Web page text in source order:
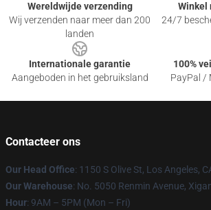
Wereldwijde verzending
Wij verzenden naar meer dan 200
landen
Winkel
24/7
Internationale garantie
Aangeboden in het gebruiksland
100%
PayPal /
Contacteer ons
Our Head Office: 1150 S Olive St, Los Angeles,
Our Warehouse: No. 5050 Renmin Avenue,
Hour: 9AM – 5PM (Mon – Fri)